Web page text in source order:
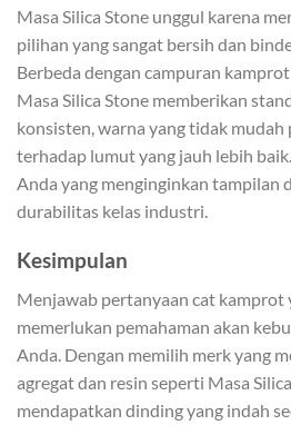
Masa Silica Stone unggul karena
pilihan yang sangat bersih dan
Berbeda dengan campuran
Masa Silica Stone memberikan
konsisten, warna yang tidak mudah
terhadap lumut yang jauh lebih
Anda yang menginginkan tampilan
durabilitas kelas industri.
Kesimpulan
Menjawab pertanyaan cat kamprot
memerlukan pemahaman akan
Anda. Dengan memilih merk yang
agregat dan resin seperti Masa
mendapatkan dinding yang indah